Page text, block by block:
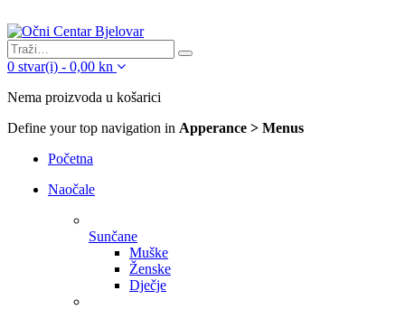
0 stvar(i) - 0,00 kn
Nema proizvoda u košarici
Define your top navigation in Apperance > Menus
Početna
Naočale
Sunčane
Muške
Ženske
Dječje